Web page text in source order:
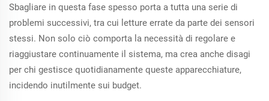
requisiti industriali.
Sbagliare in questa fase spesso porta a tutta una serie di
problemi successivi, tra cui letture errate da parte dei sensori
stessi. Non solo ciò comporta la necessità di regolare e
riaggiustare continuamente il sistema, ma crea anche disagi
per chi gestisce quotidianamente queste apparecchiature,
incidendo inutilmente sui budget.